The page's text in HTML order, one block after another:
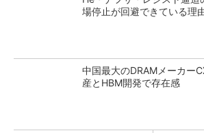
場停止が回避できている理
中国最大のDRAMメーカー
産とHBM開発で存在感